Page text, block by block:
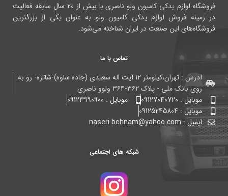
فروشگاه لوازم یدکی کامیون ولو ناصری با بیش از ۲۰ سال سابقه فعالیت
در زمینه فروش لوازم یدکی کامیون ولو به عنوان یکی از بزرگترین
فروشگاه‌های این صنعت در ایران شناخته می‌شود.
تماس با ما
آدرس : تهران،کیلومتر ۱۲ آیت اله سعیدی (جاده ساوه)-شاتره- رو به
روی بانک ملی - پلاک ۳۶۲-۳۶۴ ولوو ناصری
موبایل : 09127040720
موبایل : 09123990900
موبایل : 09125245804
ایمیل : naseri.behnam@yahoo.com
شبکه های اجتماعی